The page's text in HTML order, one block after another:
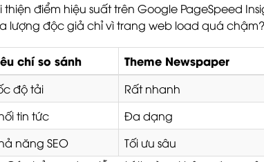
thiện điểm hiệu suất trên Google PageSpeed
lượng độc giả chỉ vì trang web load quá chậm?
chí so sánh Theme Newspaper
độ tải Rất nhanh
tin tức
Đa dạng
năng SEO
Tối ưu sâu